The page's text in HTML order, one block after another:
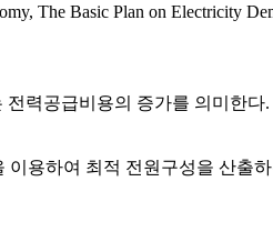
The Basic Plan on Electricity
력공급비용의 증가를 의미한
이용하여 최적 전원구성을 산출